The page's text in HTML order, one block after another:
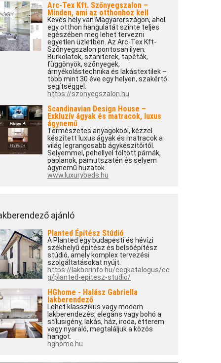
Arc-Tex Kft. Szőnyegszalon –
Minden, ami az otthonhoz kell
Kevés hely van Magyarországon, ahol
egy otthon hangulatát szinte teljes
egészében meg lehet tervezni
egyetlen üzletben. Az Arc-Tex Kft-
Szőnyegszalon pontosan ilyen.
Burkolatok, szaniterek, tapéták,
függönyök, szőnyegek,
árnyékolástechnika és lakástextilek –
több mint 30 éve egy helyen, szakértő
segítséggel.
https://szonyegszalon.hu
Scandinavian Design House –
Exkluzív ágyak és matracok, luxus
ágynemű
Természetes anyagokból, kézzel
készített luxus ágyak és matracok a
világ legrangosabb ágykészítőitől.
Selyemmel, pehellyel töltött párnák,
paplanok, pamutszatén és selyem
ágynemű huzatok.
www.luxurybeds.hu
ajánló
Planted Építész Stúdió
A Planted egy budapesti és hévízi
székhelyű építész és belsőépítész
stúdió, amely komplex tervezési
szolgáltatásokat nyújt.
https://lakberinfo.hu/cegkatalogus/ce
g/planted-epitesz-studio/
HGhome - Halász Gabriella
lakberendező
Lehet klasszikus vagy modern
lakberendezés, elegáns vagy bohó a
stílusigény, lakás, ház, iroda, étterem
vagy nyaraló, megtaláljuk a közös
hangot.
hghome.hu